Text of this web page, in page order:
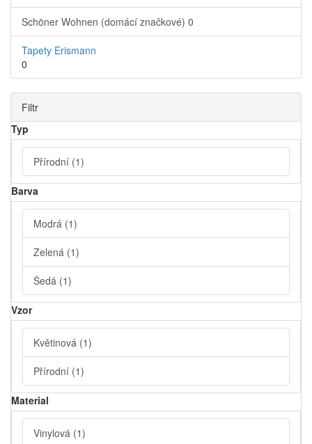
Schöner Wohnen (domácí značkové) 0
Tapety Erismann
0
Filtr
Typ
Přírodní (1)
Barva
Modrá (1)
Zelená (1)
Šedá (1)
Vzor
Květinová (1)
Přírodní (1)
Material
Vinylová (1)